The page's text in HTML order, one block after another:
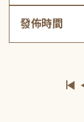
發佈時間